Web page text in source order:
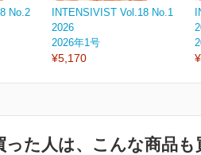
No.2
INTENSIVIST Vol.18 No.1
2026
2026年1号
¥5,170
った人は、こんな商品も